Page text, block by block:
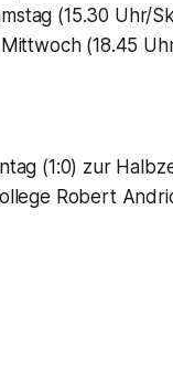
(15.30 Uhr/
(18.45
(1:0) zur
Robert